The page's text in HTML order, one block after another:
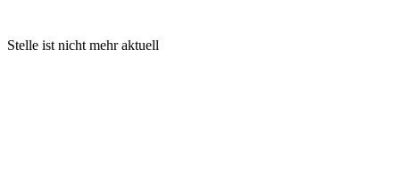
Stelle ist nicht mehr aktuell